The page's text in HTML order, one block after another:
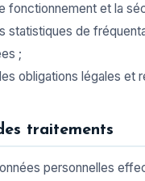
fonctionnement et la
statistiques de
;
obligations légales et
traitements
personnelles